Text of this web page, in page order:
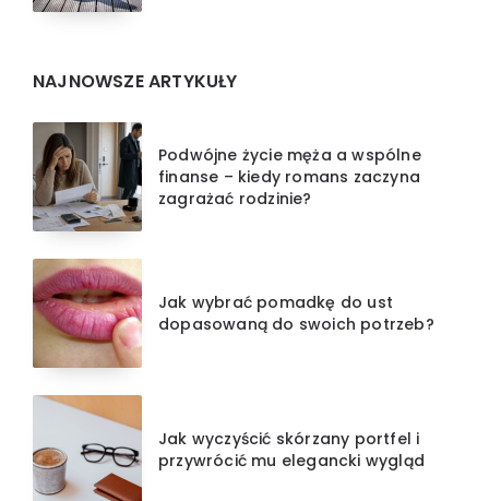
NAJNOWSZE ARTYKUŁY
Podwójne życie męża a wspólne
finanse – kiedy romans zaczyna
zagrażać rodzinie?
Jak wybrać pomadkę do ust
dopasowaną do swoich potrzeb?
Jak wyczyścić skórzany portfel i
przywrócić mu elegancki wygląd